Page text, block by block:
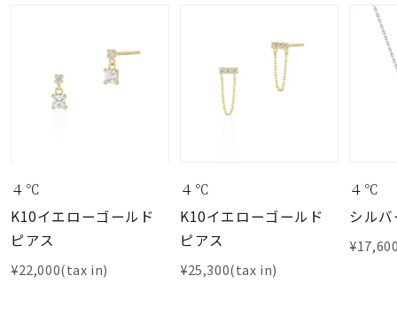
４℃
K10イエローゴールド
ピアス
¥22,000(tax in)
４℃
K10イエローゴールド
ピアス
¥25,300(tax in)
４℃
シル